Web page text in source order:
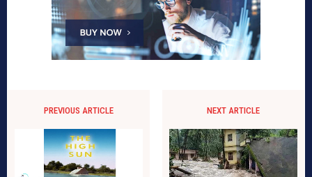
PREVIOUS ARTICLE NEXT ARTICLE